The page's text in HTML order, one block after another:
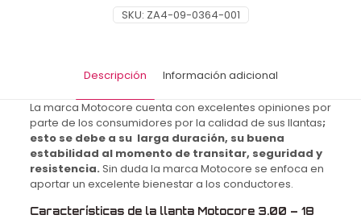
SKU: ZA4-09-0364-001
Descripción Información adicional
La marca Motocore cuenta con excelentes opiniones por
parte de los consumidores por la calidad de sus llantas;
esto se debe a su larga duración, su buena
estabilidad al momento de transitar, seguridad y
resistencia. Sin duda la marca Motocore se enfoca en
aportar un excelente bienestar a los conductores.
Características de la llanta Motocore 3.00 – 18